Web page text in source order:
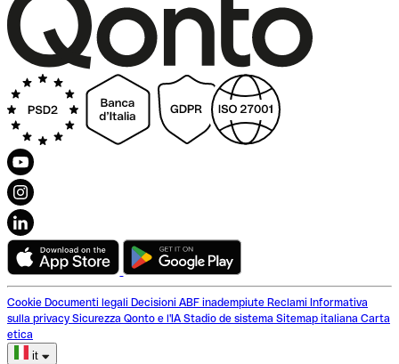
Cookie Documenti legali Decisioni ABF inadempiute Reclami Informativa
sulla privacy Sicurezza Qonto e l'IA Stadio de sistema Sitemap italiana Carta
etica
it